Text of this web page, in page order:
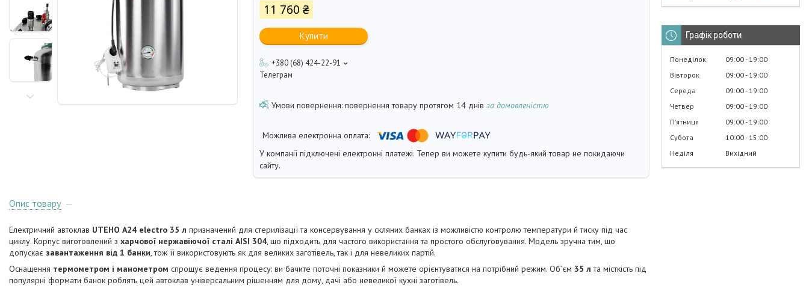
11 760 ₴
Купити
+380 (68) 424-22-91
Телеграм
повернення товару протягом 14 днів за домовленістю
У компанії підключені електронні платежі. Тепер ви можете купити будь-який товар не покидаючи
сайту.
Опис товару
Електричний автоклав UTEHO А24 electro 35 л призначений для стерилізації та консервування у скляних банках із можливістю контролю температури й тиску під час
циклу. Корпус виготовлений з харчової нержавіючої сталі AISI 304, що підходить для частого використання та простого обслуговування. Модель зручна тим, що
допускає завантаження від 1 банки, тож її використовують як для великих заготівель, так і для невеликих партій.
Оснащення термометром і манометром спрощує ведення процесу: ви бачите поточні показники й можете орієнтуватися на потрібний режим. Об’єм 35 л та місткість під
популярні формати банок роблять цей автоклав універсальним рішенням для дому, дачі або невеликої кухні заготівель.
Графік роботи
Понеділок 09:00 19:00
Вівторок
09:00 19:00
Середа
09:00 19:00
Четвер
09:00 19:00
Пʼятниця
09:00 19:00
Субота
10:00 15:00
Неділя
Вихідний